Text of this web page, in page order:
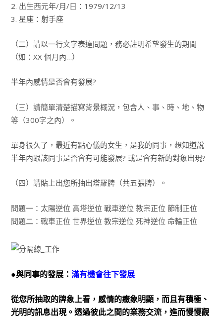
2. 出生西元年/月/日：1979/12/13
3. 星座：射手座
（二）請以一行文字表達問題，務必註明希望發生的期間
（如：XX 個月內…）
半年內感情是否會有發展?
（三）請簡單清楚描寫背景概況，包含人、事、時、地、物
等（300字之內）。
單身很久了，最近有點心儀的女生，是我的同事，想知道說
半年內跟該同事是否會有可能發展? 或是會有新的對象出現?
（四）請貼上出您所抽出塔羅牌（共五張牌）。
問題一：太陽逆位 高塔逆位 戰車逆位 教宗正位 節制正位
問題二：戰車正位 世界逆位 教宗逆位 死神逆位 命輪正位
●與同事的發展： 滿有機會往下發展
從您所抽取的牌象上看，感情的癥象明顯，而且有積極、
光明的訊息出現。透過彼此之間的業務交流，進而慢慢觀